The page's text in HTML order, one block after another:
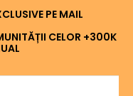
PE MAIL
CELOR +300K